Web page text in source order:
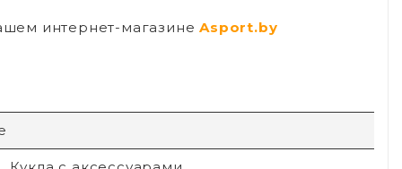
интернет-магазинеAsport.by